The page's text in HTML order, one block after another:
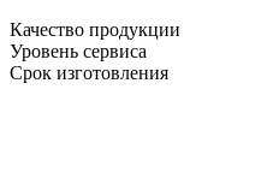
Качество продукции
Уровень сервиса
Срок изготовления